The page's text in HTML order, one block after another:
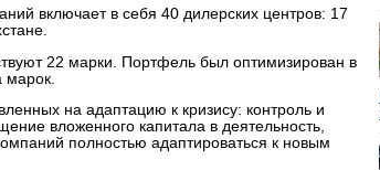
включает в себя 40 дилерских центров: 17
22 марки. Портфель был оптимизирован в
марок.
на адаптацию к кризису: контроль и
вложенного капитала в деятельность,
полностью адаптироваться к новым